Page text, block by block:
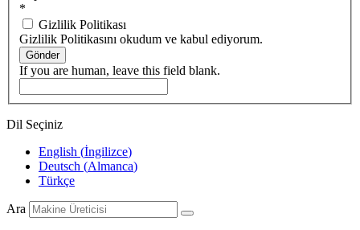
*
Gizlilik Politikası
Gizlilik Politikasını okudum ve kabul ediyorum.
Gönder
If you are human, leave this field blank.
Dil Seçiniz
English (İngilizce)
Deutsch (Almanca)
Türkçe
Ara